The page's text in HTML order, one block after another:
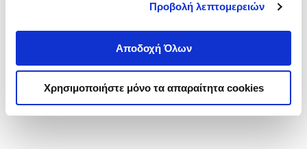
Προβολή λεπτομερειών
Αποδοχή Όλων
Χρησιμοποιήστε μόνο τα απαραίτητα cookies